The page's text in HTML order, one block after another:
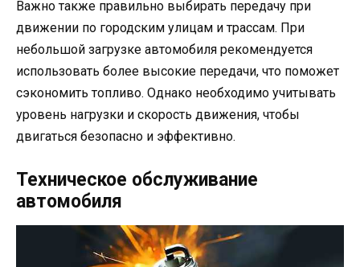
Важно также правильно выбирать передачу при
движении по городским улицам и трассам. При
небольшой загрузке автомобиля рекомендуется
использовать более высокие передачи, что поможет
сэкономить топливо. Однако необходимо учитывать
уровень нагрузки и скорость движения, чтобы
двигаться безопасно и эффективно.
Техническое обслуживание
автомобиля